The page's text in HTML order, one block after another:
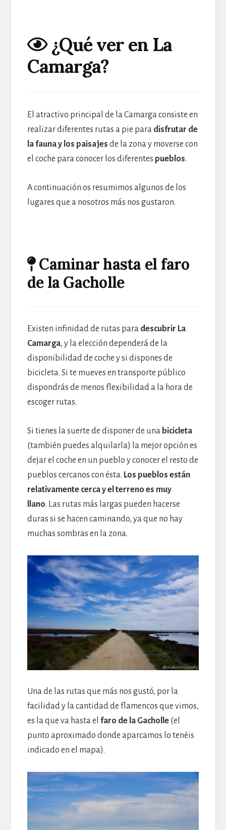
¿Qué ver en La
Camarga?
El atractivo principal de la Camarga consiste en
realizar diferentes rutas a pie para disfrutar de
la fauna y los paisajes de la zona y moverse con
el coche para conocer los diferentes pueblos.
A continuación os resumimos algunos de los
lugares que a nosotros más nos gustaron.
Caminar hasta el faro
de la Gacholle
Existen infinidad de rutas para descubrir La
Camarga, y la elección dependerá de la
disponibilidad de coche y si dispones de
bicicleta. Si te mueves en transporte público
dispondrás de menos flexibilidad a la hora de
escoger rutas.
Si tienes la suerte de disponer de una bicicleta
(también puedes alquilarla) la mejor opción es
dejar el coche en un pueblo y conocer el resto de
pueblos cercanos con ésta. Los pueblos están
relativamente cerca y el terreno es muy
llano. Las rutas más largas pueden hacerse
duras si se hacen caminando, ya que no hay
muchas sombras en la zona.
Una de las rutas que más nos gustó, por la
facilidad y la cantidad de flamencos que vimos,
es la que va hasta el faro de la Gacholle(el
punto aproximado donde aparcamos lo tenéis
indicado en el mapa).